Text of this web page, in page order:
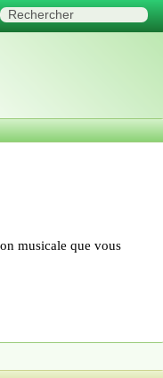
musicale que vous